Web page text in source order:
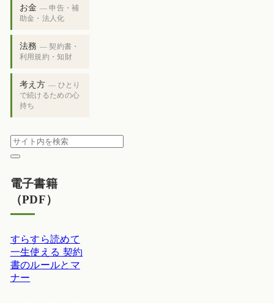
お金 — 申告・補
助金・法人化
法務 — 契約書・
利用規約・知財
考え方 — ひとり
で続けるための心
持ち
電子書籍
（PDF）
すらすら読めて
一生使える 契約
書のルールとマ
ナー